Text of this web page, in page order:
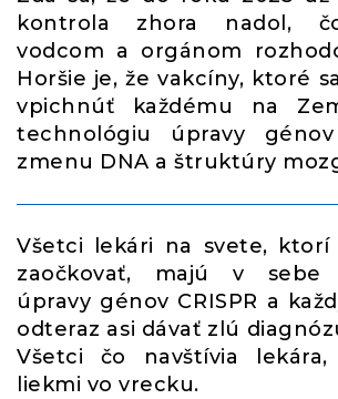
kontrola zhora nadol,
vodcom a orgánom
Horšie je, že vakcíny, ktoré
vpichnúť každému na
technológiu úpravy génov
zmenu DNA a štruktúry
Všetci lekári na svete, ktorí
zaočkovať, majú v sebe
úpravy génov CRISPR a
odteraz asi dávať zlú
Všetci čo navštívia
liekmi vo vrecku.